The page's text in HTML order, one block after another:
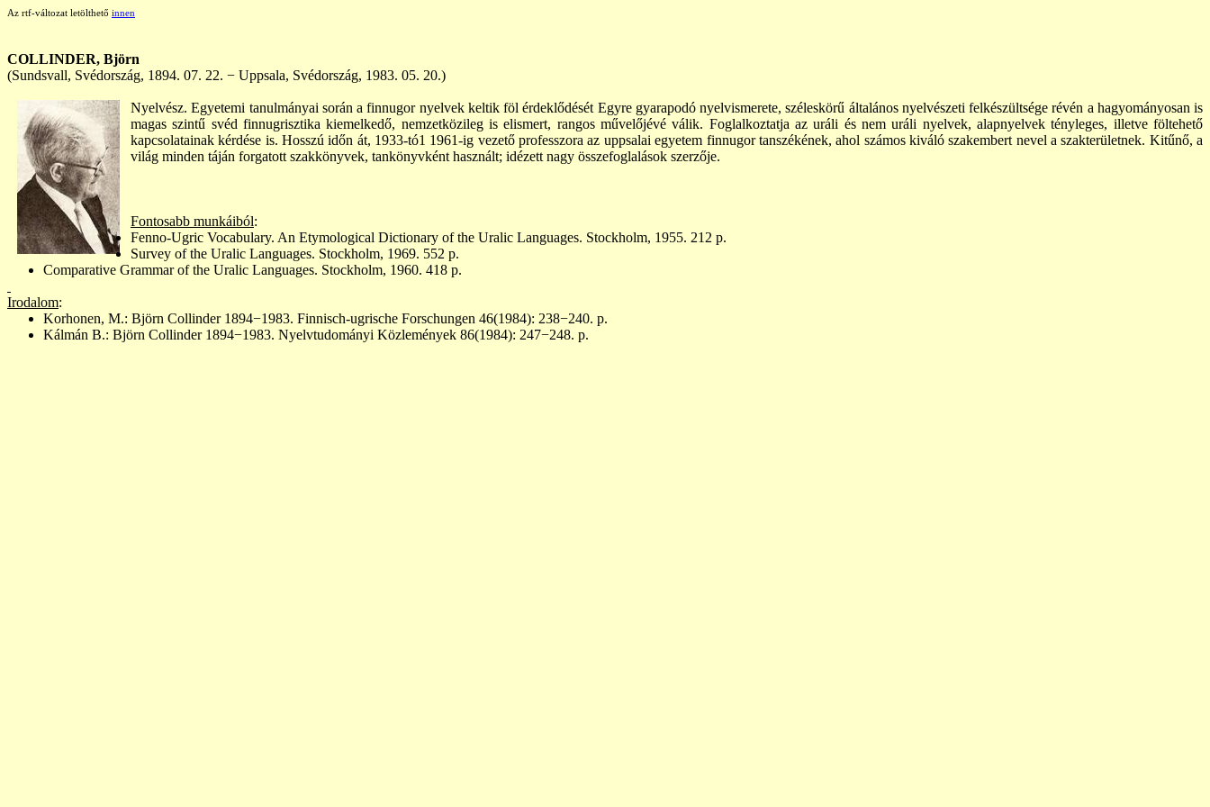
Az rtf-változat letölthető innen
COLLINDER, Björn
(Sundsvall, Svédország, 1894. 07. 22. − Uppsala, Svédország, 1983. 05. 20.)
Nyelvész. Egyetemi tanulmányai során a finnugor nyelvek keltik föl érdeklődését Egyre gyarapodó nyelvismerete, széleskörű általános nyelvészeti felkészültsége révén a hagyományosan is
magas szintű svéd finnugrisztika kiemelkedő, nemzetközileg is elismert, rangos művelőjévé válik. Foglalkoztatja az uráli és nem uráli nyelvek, alapnyelvek tényleges, illetve föltehető
kapcsolatainak kérdése is. Hosszú időn át, 1933-tó1 1961-ig vezető professzora az uppsalai egyetem finnugor tanszékének,ahol számos kiváló szakembert nevel a szakterületnek. Kitűnő, a
világ minden táján forgatott szakkönyvek, tankönyvként használt; idézett nagy összefoglalások szerzője.
Fontosabb munkáiból:
Fenno-Ugric Vocabulary. An Etymological Dictionary of the Uralic Languages. Stockholm, 1955. 212 p.
Survey of the Uralic Languages. Stockholm, 1969. 552 p.
Comparative Grammarofthe Uralic Languages. Stockholm, 1960. 418 p.
Irodalom:
Korhonen, M.: Björn Collinder 1894−1983. Finnisch-ugrische Forschungen 46(1984): 238−240. p.
Kálmán B.: Björn Collinder 1894−1983. Nyelvtudományi Közlemények 86(1984): 247−248. p.